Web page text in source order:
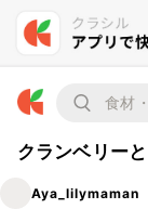
クランベリー
Aya_lilymaman